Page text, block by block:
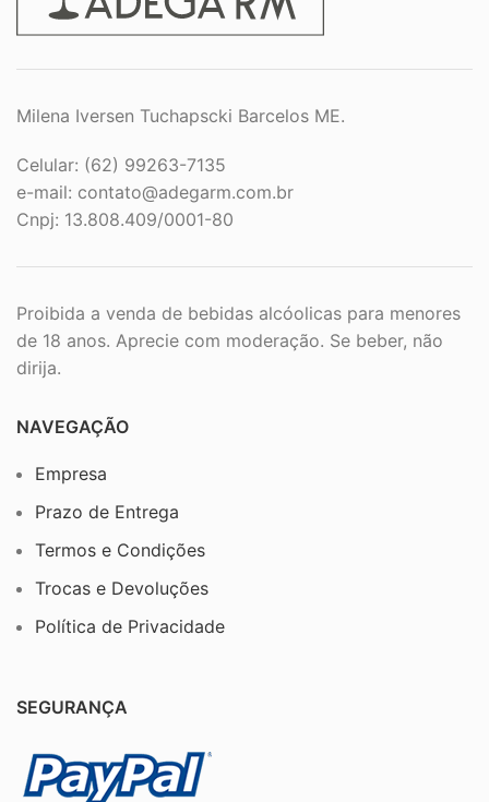
Milena Iversen Tuchapscki Barcelos ME.
Celular: (62) 99263-7135
e-mail: contato@adegarm.com.br
Cnpj: 13.808.409/0001-80
Proibida a venda de bebidas alcóolicas para menores
de 18 anos. Aprecie com moderação. Se beber, não
dirija.
NAVEGAÇÃO
Empresa
Prazo de Entrega
Termos e Condições
Trocas e Devoluções
Política de Privacidade
SEGURANÇA